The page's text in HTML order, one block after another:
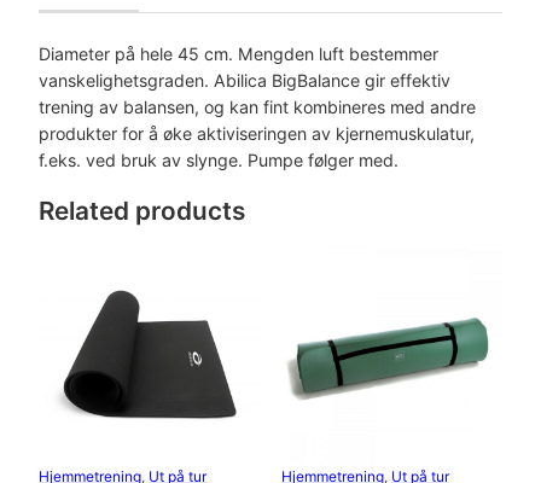
B
i
g
B
a
a
Diameter på hele 45 cm. Mengden luft bestemmer
vanskelighetsgraden. Abilica BigBalance gir effektiv
trening av balansen, og kan fint kombineres med andre
produkter for å øke aktiviseringen av kjernemuskulatur,
f.eks. ved bruk av slynge. Pumpe følger med.
Related products
Hjemmetrening, Ut på tur Hjemmetrening, Ut på tur